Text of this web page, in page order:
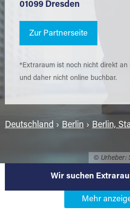
© Urheber:
01099 Dresden
Zur Partnerseite
*Extraraum ist noch nicht direkt
und daher nicht online buchbar.
Deutschland › Berlin › Berlin,
Wir suchen
Werden Sie